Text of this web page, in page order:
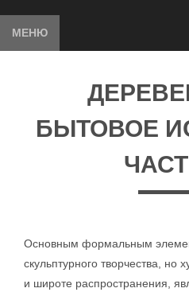
МЕНЮ
БЫТОВОЕ
Основным формальным
скульптурного творчества, но
и широте распространения,